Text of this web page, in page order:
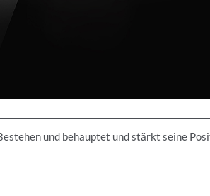
und behauptet und stärkt seine